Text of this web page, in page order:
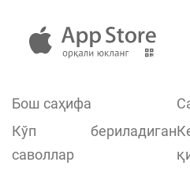
Бош саҳифа
Кўп бериладиган
саволлар